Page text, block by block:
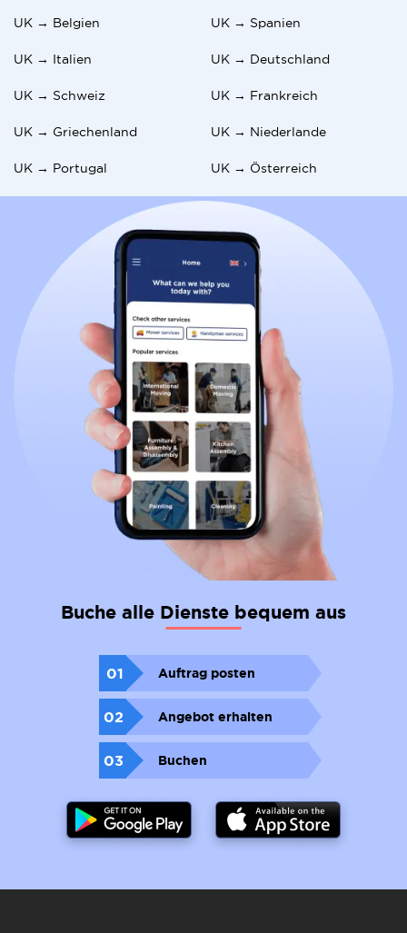
UK → Belgien UK → Spanien
UK → Italien UK → Deutschland
UK → Schweiz UK → Frankreich
UK → Griechenland UK → Niederlande
UK → Portugal UK → Österreich
Buche alle Dienste bequem aus
01 Auftrag posten
02 Angebot erhalten
03 Buchen